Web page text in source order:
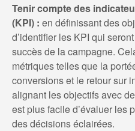
Tenir compte des
(KPI) : en définissant des
d’identifier les KPI qui
succès de la campagne.
métriques telles que la
conversions et le retour sur
alignant les objectifs avec
est plus facile d’évaluer les
des décisions éclairées.